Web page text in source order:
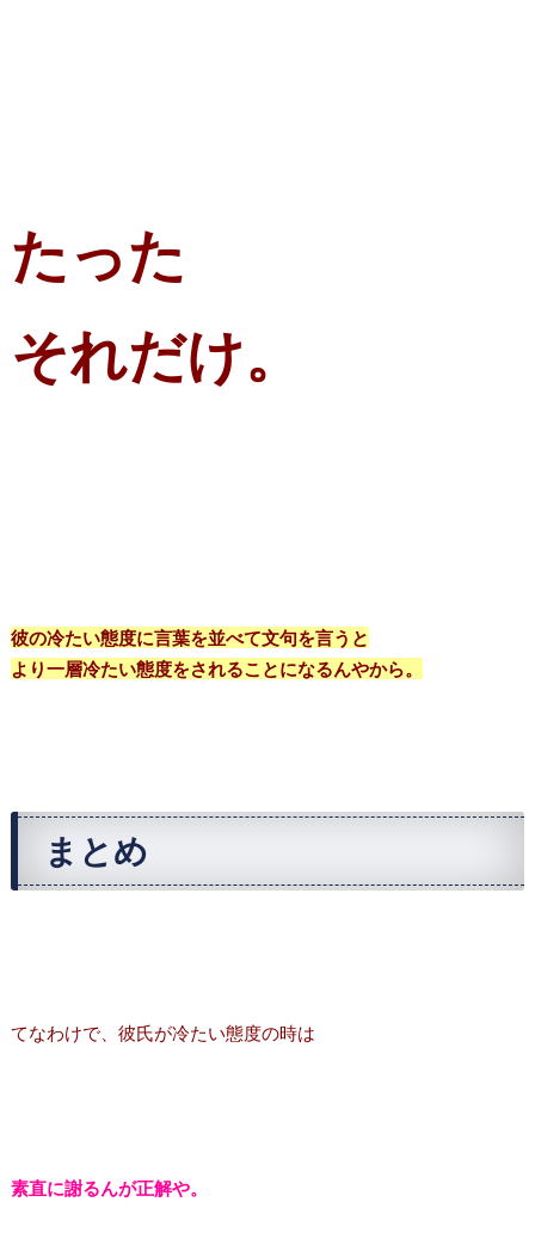
たった
それだけ。
彼の冷たい態度に言葉を並べて文句を言うと
より一層冷たい態度をされることになるんやから。
まとめ
てなわけで、彼氏が冷たい態度の時は
素直に謝るんが正解や。